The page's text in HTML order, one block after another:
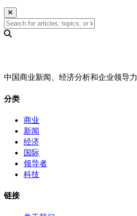
中国商业新闻、经济分析和企业领导力
分类
商业
新闻
经济
国际
领导者
科技
链接